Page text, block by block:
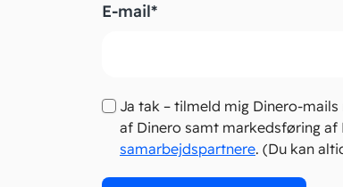
E-mail*
Ja tak – tilmeld mig Dinero-
af Dinero samt markedsføring af
samarbejdspartnere. (Du kan